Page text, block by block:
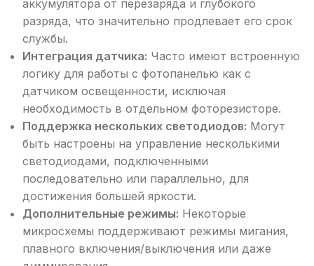
аккумулятора от перезаряда и глубокого
разряда, что значительно продлевает его срок
службы.
Интеграция датчика: Часто имеют встроенную
логику для работы с фотопанелью как с
датчиком освещенности, исключая
необходимость в отдельном фоторезисторе.
Поддержка нескольких светодиодов: Могут
быть настроены на управление несколькими
светодиодами, подключенными
последовательно или параллельно, для
достижения большей яркости.
Дополнительные режимы: Некоторые
микросхемы поддерживают режимы мигания,
плавного включения/выключения или даже